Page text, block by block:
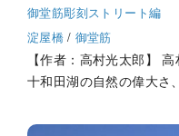
御堂筋彫刻ストリート編
淀屋橋 / 御堂筋
【作者：高村光太郎】
十和田湖の自然の偉大